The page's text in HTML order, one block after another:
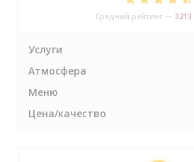
Средний рейтинг —
Услуги
Атмосфера
Меню
Цена/качество